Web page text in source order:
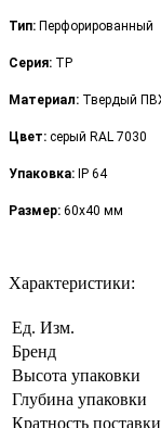
Тип: Перфорированный
Серия: TP
Материал: Твердый
Цвет: серый RAL 7030
Упаковка: IP 64
Размер: 60х40 мм
Характеристики:
Ед. Изм.
Бренд
Высота упаковки
Глубина упаковки
Кратность поставки